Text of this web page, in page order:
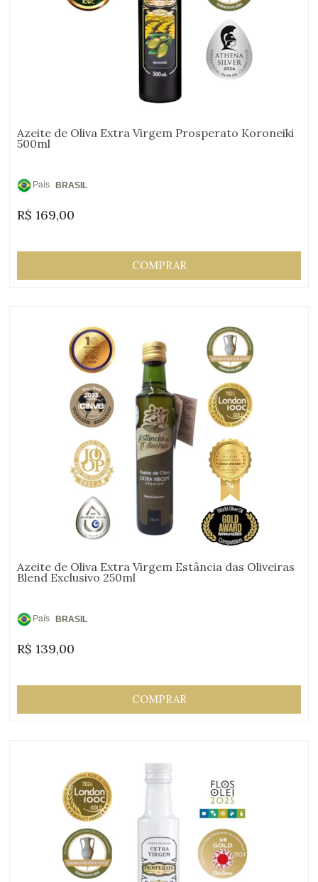
Azeite de Oliva Extra Virgem Prosperato Koroneiki
500ml
País
Origem:
BRASIL
R$ 169,00
COMPRAR
Azeite de Oliva Extra Virgem Estância das Oliveiras
Blend Exclusivo 250ml
País
Origem:
BRASIL
R$ 139,00
COMPRAR